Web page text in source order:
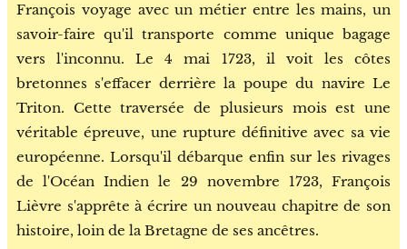
François voyage avec un métier entre les mains, un
savoir-faire qu'il transporte comme unique bagage
vers l'inconnu. Le 4 mai 1723, il voit les côtes
bretonnes s'effacer derrière la poupe du navire Le
Triton. Cette traversée de plusieurs mois est une
véritable épreuve, une rupture définitive avec sa vie
européenne. Lorsqu'il débarque enfin sur les rivages
de l'Océan Indien le 29 novembre 1723, François
Lièvre s'apprête à écrire un nouveau chapitre de son
histoire, loin de la Bretagne de ses ancêtres.